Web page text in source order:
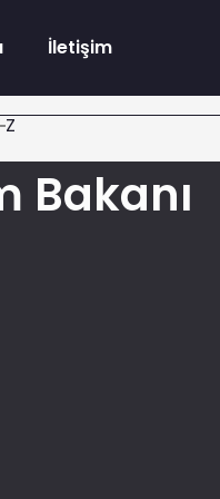
İletişim
Z
Bakanı